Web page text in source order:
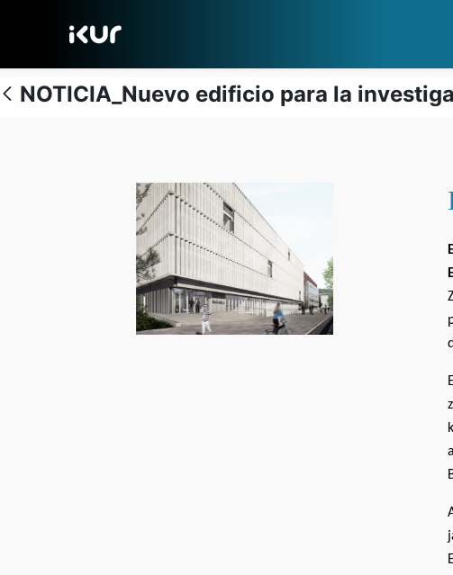
NOTICIA_Nuevo edificio para la